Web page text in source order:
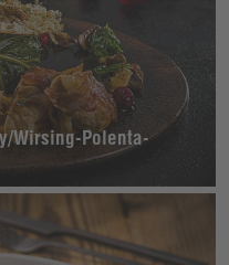
Wirsing-Polenta-